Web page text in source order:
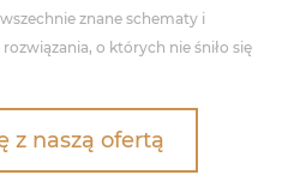
znane schematy i
o których nie śniło się
z naszą ofertą